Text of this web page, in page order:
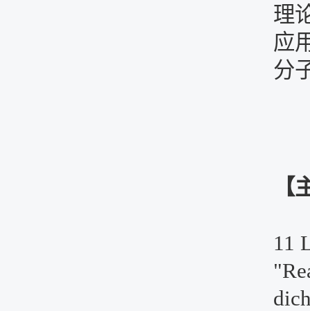
理
应
分
【
11